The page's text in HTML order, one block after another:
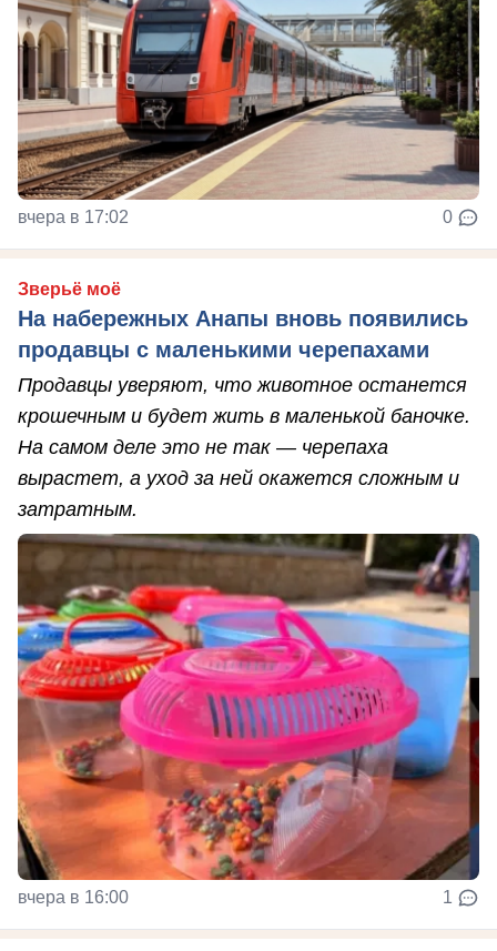
вчера в 17:02 0
Зверьё моё
На набережных Анапы вновь появились
продавцы с маленькими черепахами
Продавцы уверяют, что животное останется
крошечным и будет жить в маленькой баночке.
На самом деле это не так — черепаха
вырастет, а уход за ней окажется сложным и
затратным.
вчера в 16:00 1